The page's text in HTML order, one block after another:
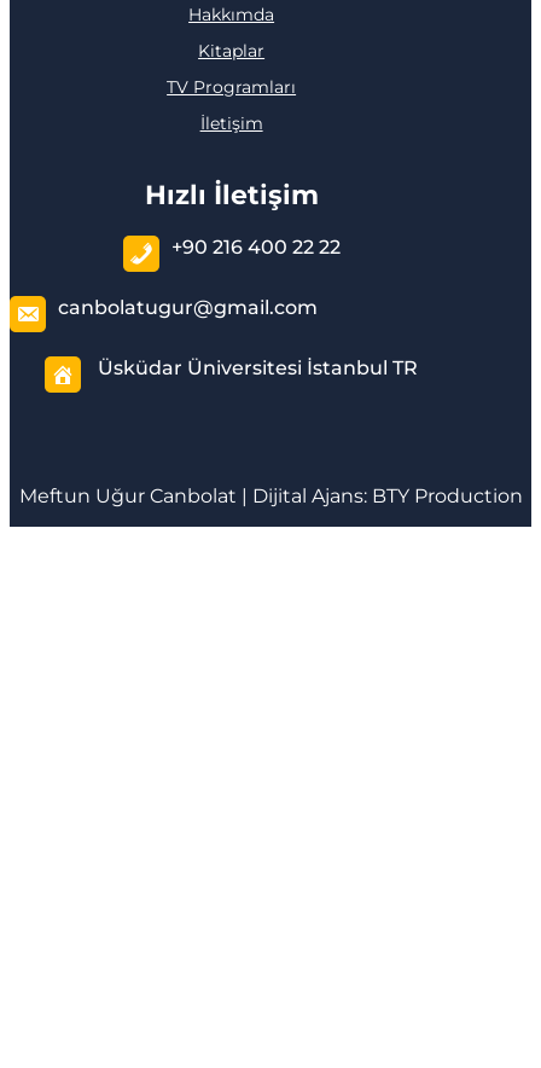
Hakkımda
Kitaplar
TV Programları
İletişim
Hızlı İletişim
+90 216 400 22 22
canbolatugur@gmail.com
Üsküdar Üniversitesi İstanbul TR
Meftun Uğur Canbolat | Dijital Ajans: BTY Production